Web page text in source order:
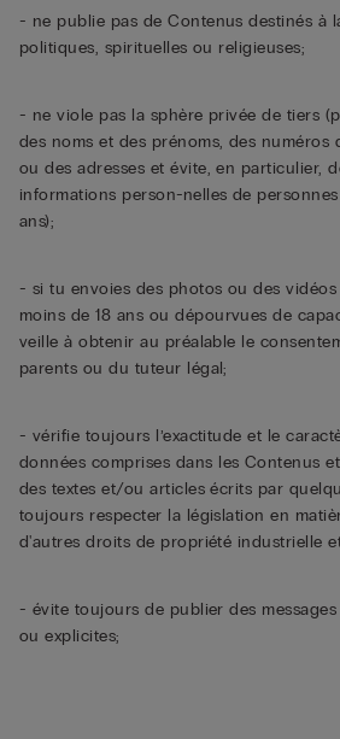
- ne publie pas de Contenus destinés à
politiques, spirituelles ou religieuses;
- ne viole pas la sphère privée de tiers
des noms et des prénoms, des numéros
ou des adresses et évite, en particulier,
informations person-nelles de
ans);
- si tu envoies des photos ou des
moins de 18 ans ou dépourvues de
veille à obtenir au préalable le
parents ou du tuteur légal;
- vérifie toujours l’exactitude et le
données comprises dans les Contenus
des textes et/ou articles écrits par
toujours respecter la législation en
d'autres droits de propriété industrielle
- évite toujours de publier des
ou explicites;